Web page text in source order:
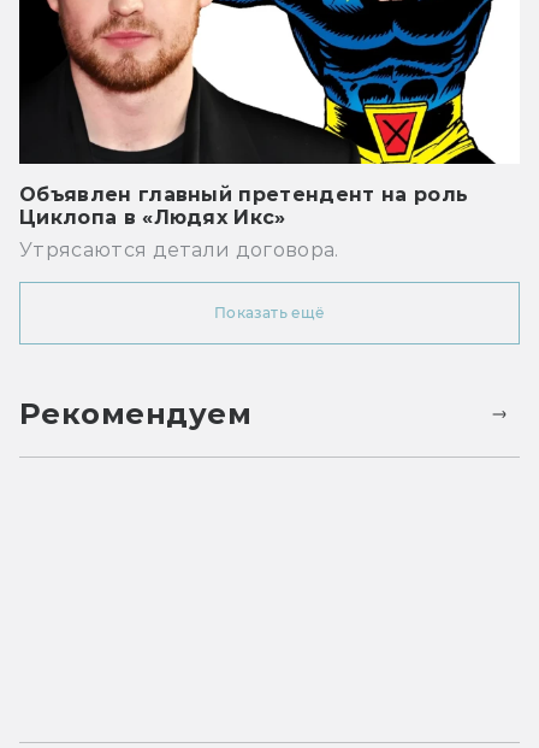
Объявлен главный претендент на роль
Циклопа в «Людях Икс»
Утрясаются детали договора.
Показать ещё
Рекомендуем